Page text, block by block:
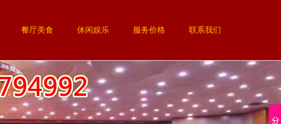
餐厅美食 休闲娱乐 服务价格 联系我们